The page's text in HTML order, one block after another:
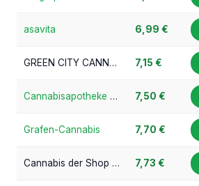
asavita 6,99 €
GREEN CITY CANNABIS (Apotheke am Obermarkt, Bad Dürkheim) 7,15 €
Cannabisapotheke Süddeutschland 7,50 €
Grafen-Cannabis 7,70 €
Cannabis der Shop (Dräxelmaier Apotheke am Theresienplatz Straubing) 7,73 €